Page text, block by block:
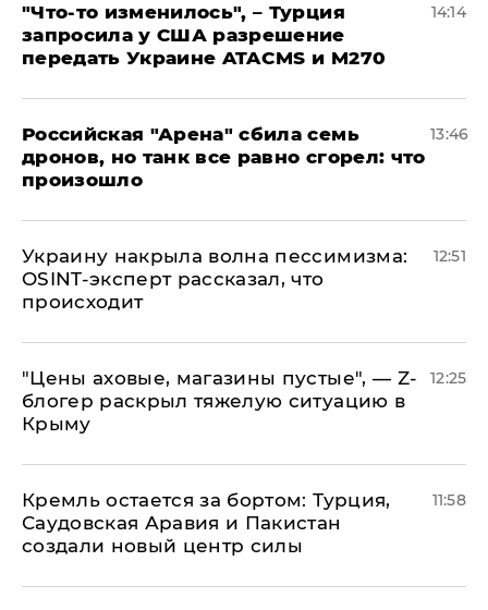
​"Что-то изменилось", – Турция
запросила у США разрешение
передать Украине ATACMS и M270
14:14
​Российская "Арена" сбила семь
дронов, но танк все равно сгорел: что
произошло
13:46
​Украину накрыла волна пессимизма:
OSINT-эксперт рассказал, что
происходит
12:51
​"Цены аховые, магазины пустые", — Z-
блогер раскрыл тяжелую ситуацию в
Крыму
12:25
​Кремль остается за бортом: Турция,
Саудовская Аравия и Пакистан
создали новый центр силы
11:58